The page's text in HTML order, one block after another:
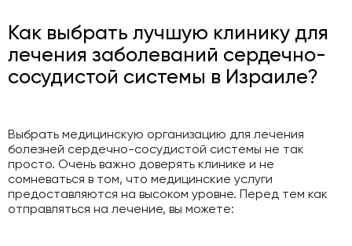
Как выбрать лучшую клинику для
лечения заболеваний сердечно-
сосудистой системы в Израиле?
Выбрать медицинскую организацию для лечения
болезней сердечно-сосудистой системы не так
просто. Очень важно доверять клинике и не
сомневаться в том, что медицинские услуги
предоставляются на высоком уровне. Перед тем как
отправляться на лечение, вы можете: